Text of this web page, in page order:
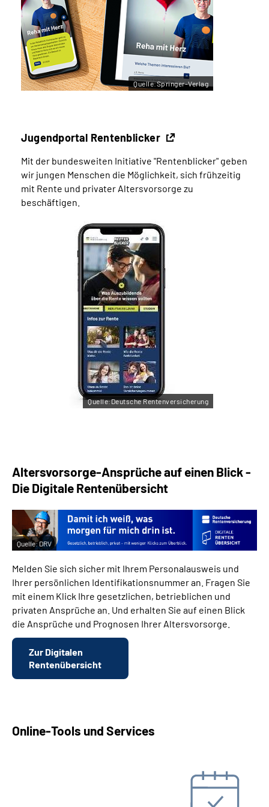
Quelle:Springer-Verlag
Jugendportal Rentenblicker
Mit der bundesweiten Initiative "Rentenblicker" geben
wir jungen Menschen die Möglichkeit, sich frühzeitig
mit Rente und privater Altersvorsorge zu
beschäftigen.
Quelle:Deutsche Rentenversicherung
Altersvorsorge-Ansprüche auf einen Blick -
Die Digitale Rentenübersicht
Quelle:DRV
Melden Sie sich sicher mit Ihrem Personalausweis und
Ihrer persönlichen Identifikationsnummer an. Fragen Sie
mit einem Klick Ihre gesetzlichen, betrieblichen und
privaten Ansprüche an. Und erhalten Sie auf einen Blick
die Ansprüche und Prognosen Ihrer Altersvorsorge.
Zur Digitalen
Rentenübersicht
Online-Tools und Services